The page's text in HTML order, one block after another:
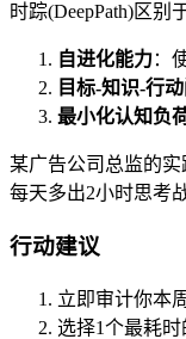
时踪(DeepPath)区别
自进化能力：
目标-知识-行
最小化认知负
某广告公司总监的
每天多出2小时思考
行动建议
立即审计你本
选择1个最耗